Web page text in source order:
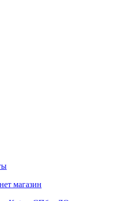
магазин